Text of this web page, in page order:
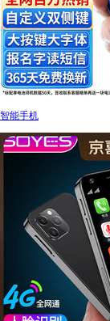
智能手机